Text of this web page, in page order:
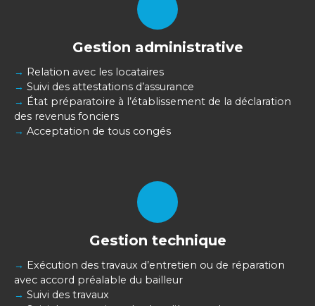
Gestion administrative
→ Relation avec les locataires
→ Suivi des attestations d’assurance
→ État préparatoire à l’établissement de la déclaration
des revenus fonciers
→ Acceptation de tous congés
Gestion technique
→ Exécution des travaux d’entretien ou de réparation
avec accord préalable du bailleur
→ Suivi des travaux